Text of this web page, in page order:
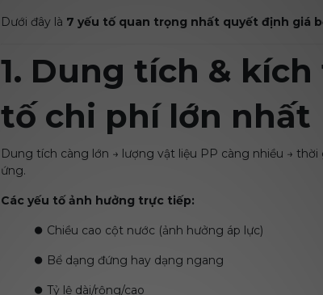
Dưới đây là 7 yếu tố quan trọng nhất quyết định giá
1. Dung tích &
tố chi phí lớn nhất
Dung tích càng lớn → lượng vật liệu PP càng nhiều →
ứng.
Các yếu tố ảnh hưởng trực tiếp:
⏺️ Chiều cao cột nước (ảnh hưởng áp lực)
⏺️ Bể dạng đứng hay dạng ngang
⏺️ Tỷ lệ dài/rộng/cao